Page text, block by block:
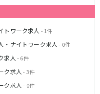
トワーク求人 - 1件
・ナイトワーク求人 - 0件
求人 - 6件
ク求人 - 3件
ク求人 - 0件
駅